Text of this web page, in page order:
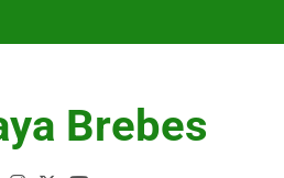
Brebes